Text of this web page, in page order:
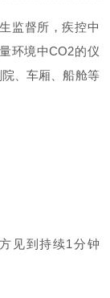
监督所，疾控中
环境中CO2的仪
、车厢、船舱等
到持续1分钟